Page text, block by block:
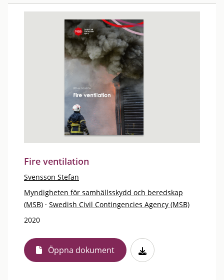
Fire ventilation
Svensson Stefan
Myndigheten för samhällsskydd och beredskap
(MSB) · Swedish Civil Contingencies Agency (MSB)
2020
Öppna dokument